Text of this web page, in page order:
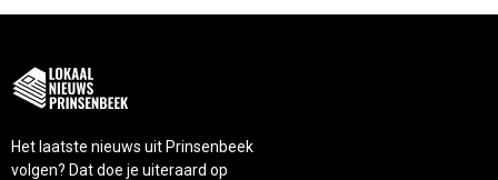
Het laatste nieuws uit Prinsenbeek
volgen? Dat doe je uiteraard op